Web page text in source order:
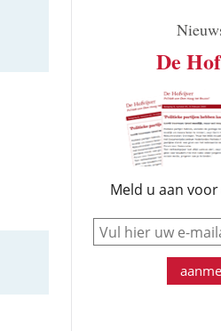
De
Meld u aan